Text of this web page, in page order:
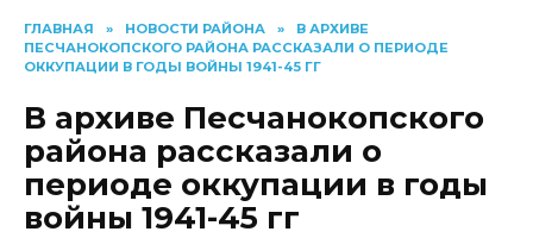
ГЛАВНАЯ » НОВОСТИ РАЙОНА »
В АРХИВЕ
ПЕСЧАНОКОПСКОГО РАЙОНА РАССКАЗАЛИ О ПЕРИОДЕ
ОККУПАЦИИ В ГОДЫ ВОЙНЫ 1941-45 ГГ
В архиве Песчанокопского
района рассказали о
периоде оккупации в годы
войны 1941-45 гг